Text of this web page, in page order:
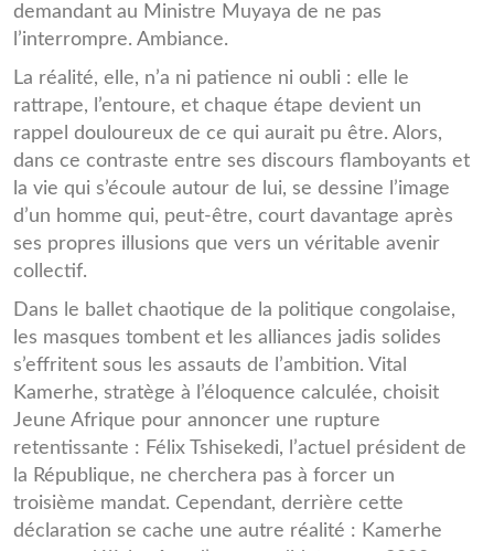
demandant au Ministre Muyaya de ne pas
l’interrompre. Ambiance.
La réalité, elle, n’a ni patience ni oubli : elle le
rattrape, l’entoure, et chaque étape devient un
rappel douloureux de ce qui aurait pu être. Alors,
dans ce contraste entre ses discours flamboyants et
la vie qui s’écoule autour de lui, se dessine l’image
d’un homme qui, peut-être, court davantage après
ses propres illusions que vers un véritable avenir
collectif.
Dans le ballet chaotique de la politique congolaise,
les masques tombent et les alliances jadis solides
s’effritent sous les assauts de l’ambition. Vital
Kamerhe, stratège à l’éloquence calculée, choisit
Jeune Afrique pour annoncer une rupture
retentissante : Félix Tshisekedi, l’actuel président de
la République, ne cherchera pas à forcer un
troisième mandat. Cependant, derrière cette
déclaration se cache une autre réalité : Kamerhe